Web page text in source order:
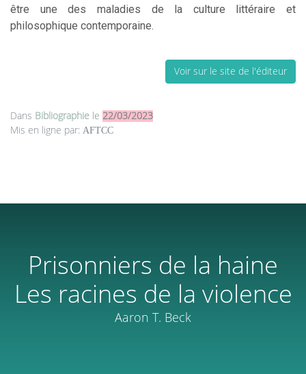
être une des maladies de la culture littéraire et
philosophique contemporaine.
Voir sur le site de l'éditeur
Dans Bibliographie le 22/03/2023
Mis en ligne par: AFTCC
Prisonniers de la haine
Les racines de la violence
Aaron T. Beck